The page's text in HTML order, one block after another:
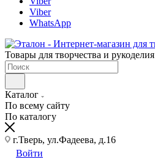
Viber
WhatsApp
Товары для творчества и рукоделия
Каталог
По всему сайту
По каталогу
г.Тверь, ул.Фадеева, д.16
Войти